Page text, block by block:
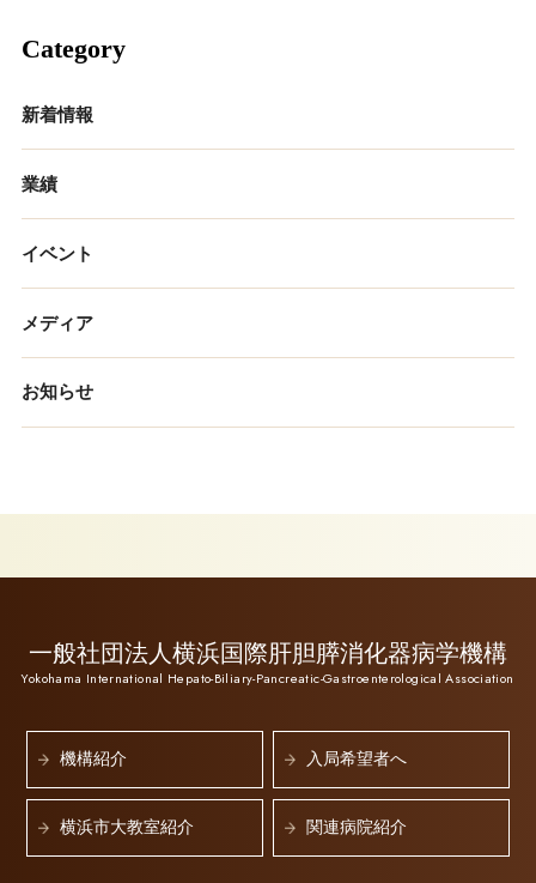
Category
新着情報
業績
イベント
メディア
お知らせ
一般社団法人横浜国際肝胆膵消化器病学機構
Yokohama International Hepato-Biliary-Pancreatic-Gastroenterological Association
機構紹介 入局希望者へ
横浜市大教室紹介 関連病院紹介